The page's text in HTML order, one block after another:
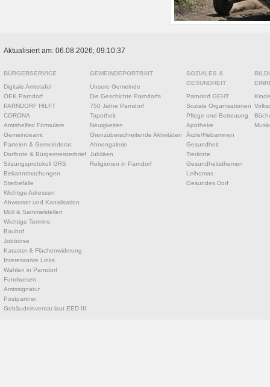
Aktualisiert am: 06.08.2026; 09:10:37
BÜRGERSERVICE
Digitale Amtstafel
ÖEK Parndorf
PARNDORF HILFT
CORONA
Amtshelfer/ Formulare
Gemeindeamt
Parteien & Gemeinderat
Dorfbote & Bürgermeisterbrief
Sitzungsprotokoll GRS
Bekanntmachungen
Sterbefälle
Wichtige Adressen
Abwasser und Kanalisation
Müll & Sammelstellen
Wichtige Termine
Bauhof
Jobbörse
Kataster & Flächenwidmung
Interessante Links
Wahlen in Parndorf
Fundwesen
Amtssignatur
Postpartner
Gebäudeinventar laut EED III
GEMEINDEPORTRAIT
Unsere Gemeinde
Die Geschichte Parndorfs
750 Jahre Parndorf
Topothek
Neuigkeiten
Grenzüberschreitende Aktivitäten
Ahnengalerie
Jubiläen
Religionen in Parndorf
SOZIALES &
GESUNDHEIT
Parndorf GEHT
Soziale Organisationen
Pflege und Betreuung
Apotheke
Ärzte/Hebammen
Gesundheit
Tierärzte
Gesundheitsthemen
Leihomas
Gesundes Dorf